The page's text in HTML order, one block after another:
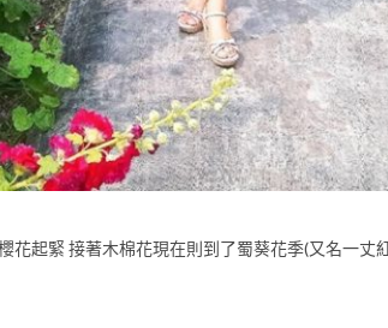
花起緊 接著木棉花現在則到了蜀葵花季(又名一丈